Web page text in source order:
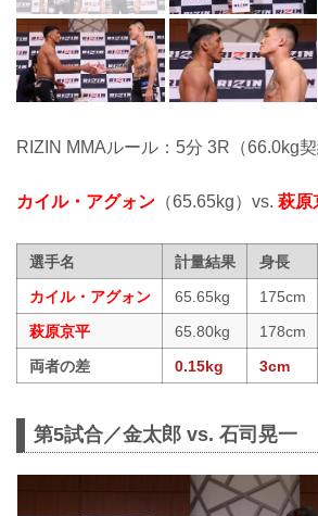
RIZIN MMAルール：5分 3R（66.0kg契
カイル・アグォン （65.65kg）vs. 萩原
選手名 計量結果 身長
カイル・アグォン
65.65kg 175cm
萩原京平
65.80kg 178cm
両者の差
0.15kg 3cm
第5試合／金太郎 vs. 石司晃一